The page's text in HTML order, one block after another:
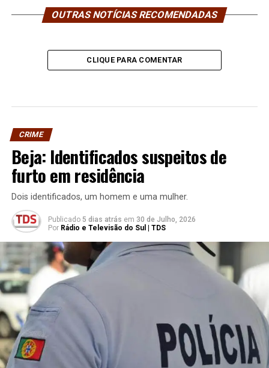
OUTRAS NOTÍCIAS RECOMENDADAS
CLIQUE PARA COMENTAR
CRIME
Beja: Identificados suspeitos de
furto em residência
Dois identificados, um homem e uma mulher.
Publicado 5 dias atrás em 30 de Julho, 2026
Por Rádio e Televisão do Sul | TDS